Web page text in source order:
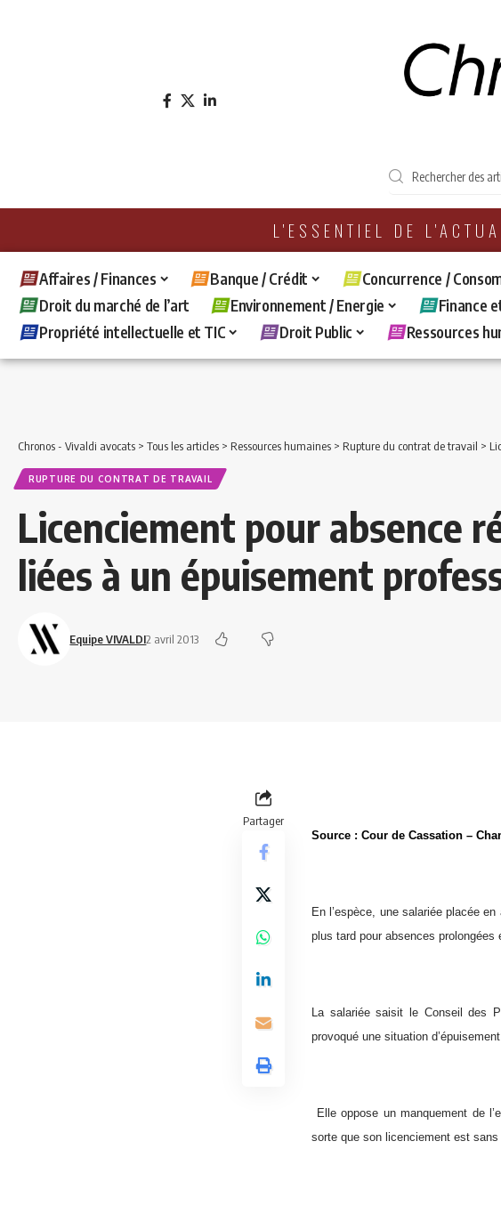
L'ESSENTIEL DE
Affaires / Finances Banque / Crédit Concurrence /
Droit du marché de l’art
Environnement / Energie Finance
Propriété intellectuelle et TIC
Droit Public Ressources
Chronos - Vivaldi avocats > Tous les articles > Ressources humaines > Rupture du contrat de travail >
RUPTURE DU CONTRAT DE TRAVAIL
Licenciement pour absence
liées à un épuisement
Equipe VIVALDI2 avril 2013
Partager
Source : Cour de Cassation –
En l’espèce, une salariée placée
plus tard pour absences prolongées
La salariée saisit le Conseil des
provoqué une situation
Elle oppose un manquement de
sorte que son licenciement est